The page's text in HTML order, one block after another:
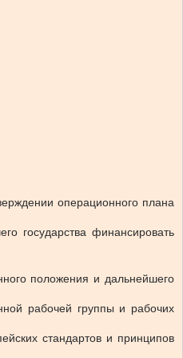
операционного плана
государства финансировать
положения и дальнейшего
рабочей группы и рабочих
стандартов и принципов